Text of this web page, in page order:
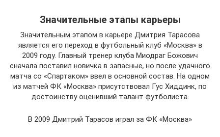
Значительные этапы карьеры
Значительным этапом в карьере Дмитрия Тарасова
является его переход в футбольный клуб «Москва» в
2009 году. Главный тренер клуба Миодраг Божович
сначала поставил новичка в запасные, но после удачного
матча со «Спартаком» ввел в основной состав. На одном
из матчей ФК «Москва» присутствовал Гус Хиддинк, по
достоинству оценивший талант футболиста.
В 2009 Дмитрий Тарасов играл за ФК «Москва»